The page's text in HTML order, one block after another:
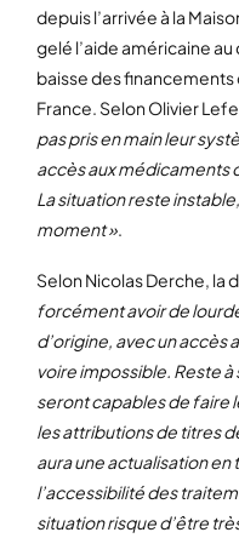
depuis l’arrivée à la
gelé l’aide américaine
baisse des
France. Selon Olivier
pas pris en main leur
accès aux médicaments
La situation reste
moment ».
Selon Nicolas Derche, la
forcément avoir de
d’origine, avec un accès
voire impossible. Reste à
seront capables de faire
les attributions de titres
aura une actualisation
l’accessibilité des
situation risque d’être